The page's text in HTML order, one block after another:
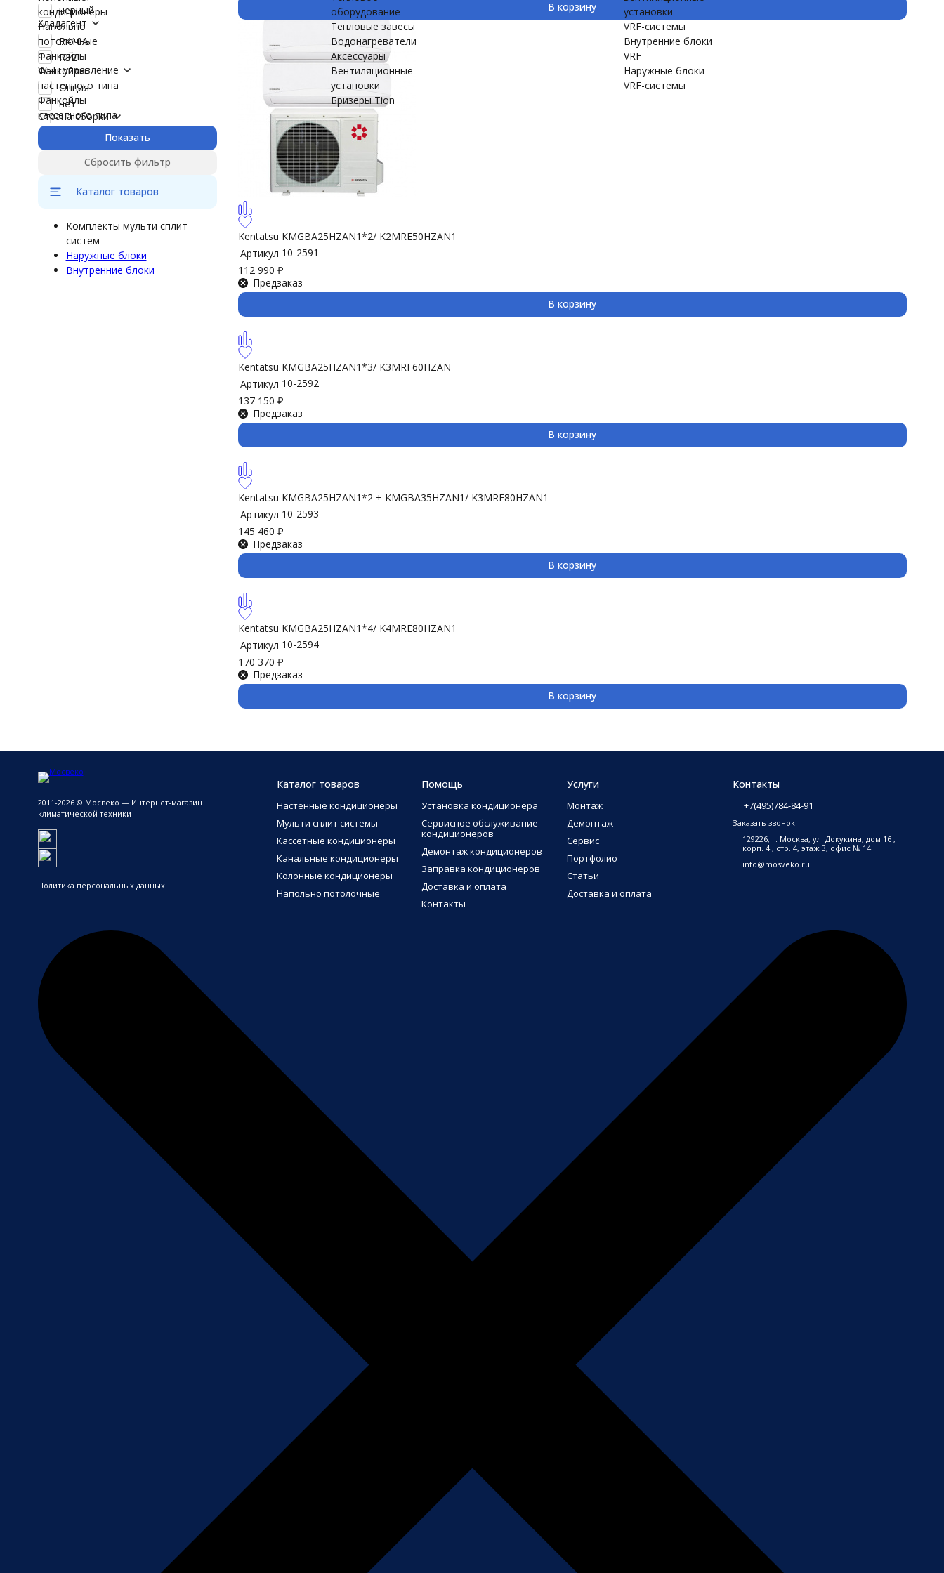
кондиционеры
Напольно
потолочные
Фанкойлы
Фанкойлы
настенного типа
Фанкойлы
кассетного типа
оборудование
Тепловые завесы
Водонагреватели
Аксессуары
Вентиляционные
установки
Бризеры Tion
установки
VRF-системы
Внутренние блоки
VRF
Наружные блоки
VRF-системы
В корзину
Kentatsu KMGBA25HZAN1*2/ K2MRE50HZAN1
Артикул 10-2591
112 990 ₽
Предзаказ
В корзину
Kentatsu KMGBA25HZAN1*3/ K3MRF60HZAN
Артикул 10-2592
137 150 ₽
Предзаказ
В корзину
Kentatsu KMGBA25HZAN1*2 + KMGBA35HZAN1/ K3MRE80HZAN1
Артикул 10-2593
145 460 ₽
Предзаказ
В корзину
Kentatsu KMGBA25HZAN1*4/ K4MRE80HZAN1
Артикул 10-2594
170 370 ₽
Предзаказ
В корзину
черный
Хладагент
R410A
R32
Wi-Fi управление
Опция
нет
Страна сборки
Показать
Сбросить фильтр
Каталог товаров
Комплекты мульти сплит
систем
Наружные блоки
Внутренние блоки
2011-2026 © Мосвеко — Интернет-магазин
климатической техники
Политика персональных данных
Каталог товаров
Настенные кондиционеры
Мульти сплит системы
Кассетные кондиционеры
Канальные кондиционеры
Колонные кондиционеры
Напольно потолочные
Помощь
Установка кондиционера
Сервисное обслуживание
кондиционеров
Демонтаж кондиционеров
Заправка кондиционеров
Доставка и оплата
Контакты
Услуги
Монтаж
Демонтаж
Сервис
Портфолио
Статьи
Доставка и оплата
Контакты
+7(495)784-84-91
Заказать звонок
129226, г. Москва, ул. Докукина, дом 16 ,
корп. 4 , стр. 4, этаж 3, офис № 14
info@mosveko.ru